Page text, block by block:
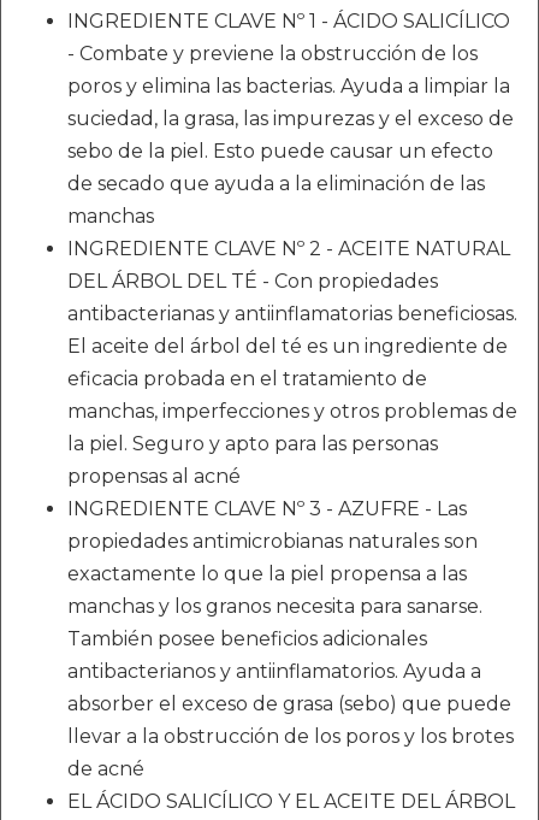
INGREDIENTE CLAVE Nº 1 - ÁCIDO SALICÍLICO
- Combate y previene la obstrucción de los
poros y elimina las bacterias. Ayuda a limpiar la
suciedad, la grasa, las impurezas y el exceso de
sebo de la piel. Esto puede causar un efecto
de secado que ayuda a la eliminación de las
manchas
INGREDIENTE CLAVE Nº 2 - ACEITE NATURAL
DEL ÁRBOL DEL TÉ - Con propiedades
antibacterianas y antiinflamatorias beneficiosas.
El aceite del árbol del té es un ingrediente de
eficacia probada en el tratamiento de
manchas, imperfecciones y otros problemas de
la piel. Seguro y apto para las personas
propensas al acné
INGREDIENTE CLAVE Nº 3 - AZUFRE - Las
propiedades antimicrobianas naturales son
exactamente lo que la piel propensa a las
manchas y los granos necesita para sanarse.
También posee beneficios adicionales
antibacterianos y antiinflamatorios. Ayuda a
absorber el exceso de grasa (sebo) que puede
llevar a la obstrucción de los poros y los brotes
de acné
EL ÁCIDO SALICÍLICO Y EL ACEITE DEL ÁRBOL